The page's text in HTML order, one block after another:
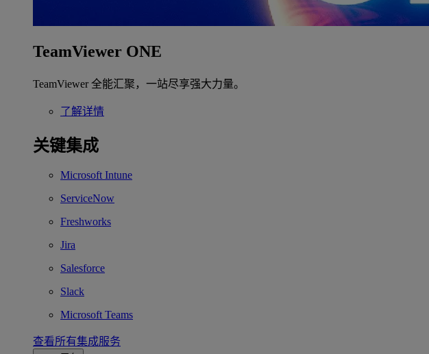
TeamViewer ONE
TeamViewer 全能汇聚，一站尽享强大力量。
了解详情
关键集成
Microsoft Intune
ServiceNow
Freshworks
Jira
Salesforce
Slack
Microsoft Teams
查看所有集成服务